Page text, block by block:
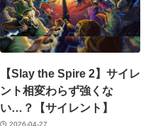
【Slay the Spire 2】サイレ
ント相変わらず強くな
い…？【サイレント】
2026-04-27